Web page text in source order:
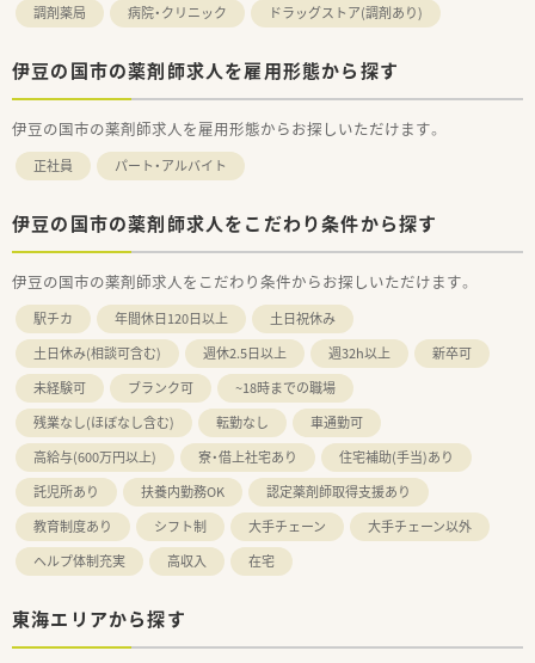
調剤薬局 病院・クリニック ドラッグストア(調剤あり)
伊豆の国市の薬剤師求人を雇用形態から探す
伊豆の国市の薬剤師求人を雇用形態からお探しいただけます。
正社員 パート・アルバイト
伊豆の国市の薬剤師求人をこだわり条件から探す
伊豆の国市の薬剤師求人をこだわり条件からお探しいただけます。
駅チカ 年間休日120日以上
土日祝休み
土日休み(相談可含む)
週休2.5日以上 週32h以上
新卒可
未経験可
ブランク可
~18時までの職場
残業なし(ほぼなし含む)
転勤なし
車通勤可
高給与(600万円以上)
寮・借上社宅あり
住宅補助(手当)あり
託児所あり
扶養内勤務OK
認定薬剤師取得支援あり
教育制度あり
シフト制 大手チェーン
大手チェーン以外
ヘルプ体制充実
高収入 在宅
東海エリアから探す